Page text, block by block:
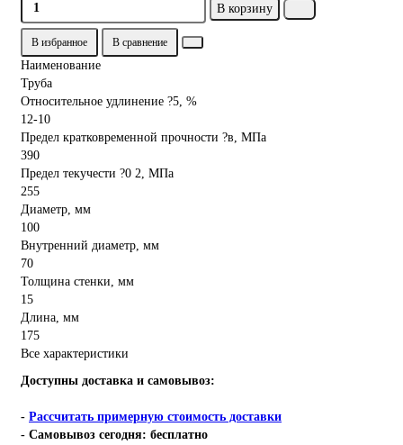
В корзину
В избранное В сравнение
Наименование
Труба
Относительное удлинение ?5, %
12-10
Предел кратковременной прочности ?в, МПа
390
Предел текучести ?0 2, МПа
255
Диаметр, мм
100
Внутренний диаметр, мм
70
Толщина стенки, мм
15
Длина, мм
175
Все характеристики
Доступны доставка и самовывоз:
- Рассчитать примерную стоимость доставки
- Самовывоз сегодня: бесплатно